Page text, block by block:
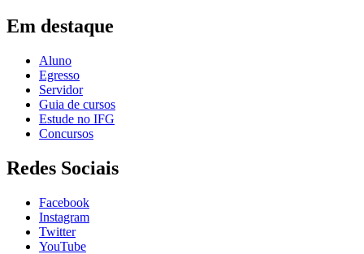
Em destaque
Aluno
Egresso
Servidor
Guia de cursos
Estude no IFG
Concursos
Redes Sociais
Facebook
Instagram
Twitter
YouTube